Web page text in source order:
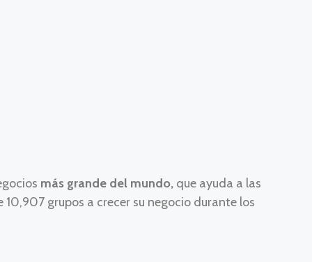
más grande del mundo, que ayuda a las
10,907 grupos a crecer su negocio durante los